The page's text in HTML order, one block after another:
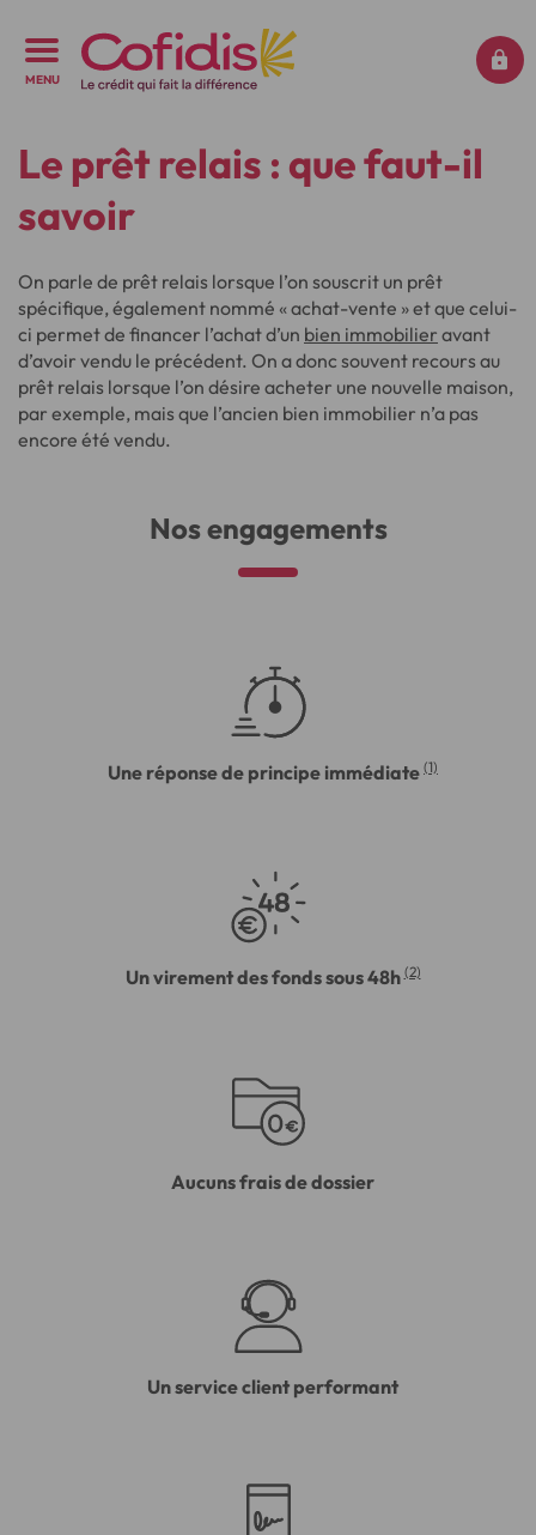
MENU
Le prêt relais : que faut-il
savoir
On parle de prêt relais lorsque l’on souscrit un prêt
spécifique, également nommé « achat-vente » et que celui-
ci permet de financer l’achat d’un bien immobilier avant
d’avoir vendu le précédent. On a donc souvent recours au
prêt relais lorsque l’on désire acheter une nouvelle maison,
par exemple, mais que l’ancien bien immobilier n’a pas
encore été vendu.
Nos engagements
Une réponse de principe immédiate (1)
Un virement des fonds sous 48h (2)
Aucuns frais de dossier
Un service client performant